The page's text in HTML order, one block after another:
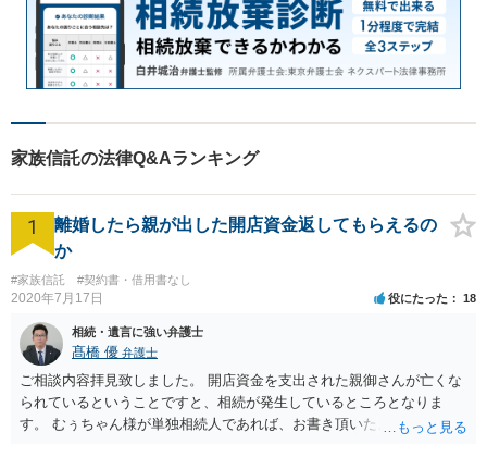
家族信託の法律Q&Aランキング
1
離婚したら親が出した開店資金返してもらえるの
か
#家族信託 #契約書・借用書なし
2020年7月17日 役にたった 18
相続・遺言に強い弁護士
髙橋 優 弁護士
ご相談内容拝見致しました。 開店資金を支出された親御さんが亡くな
られているということですと、相続が発生しているところとなりま
す。 むぅちゃん様が単独相続人であれば、お書き頂いたような方法で